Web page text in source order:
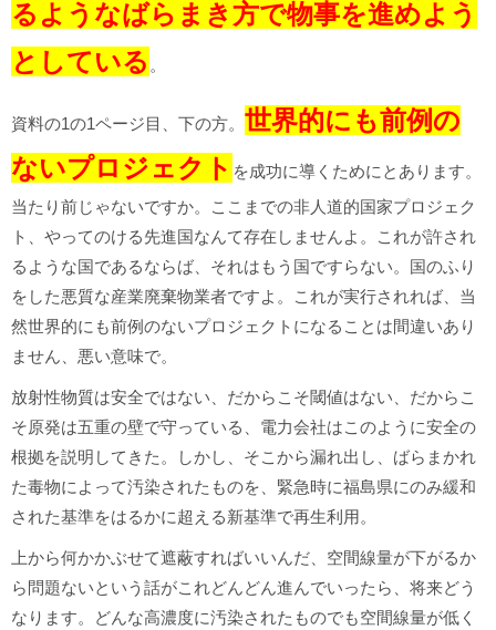
るようなばらまき方で物事を進めよう
としている 。
資料の1の1ページ目、下の方。 世界的にも前例の
ないプロジェクト を成功に導くためにとあります。
当たり前じゃないですか。ここまでの非人道的国家プロジェク
ト、やってのける先進国なんて存在しませんよ。これが許され
るような国であるならば、それはもう国ですらない。国のふり
をした悪質な産業廃棄物業者ですよ。これが実行されれば、当
然世界的にも前例のないプロジェクトになることは間違いあり
ません、悪い意味で。
放射性物質は安全ではない、だからこそ閾値はない、だからこ
そ原発は五重の壁で守っている、電力会社はこのように安全の
根拠を説明してきた。しかし、そこから漏れ出し、ばらまかれ
た毒物によって汚染されたものを、緊急時に福島県にのみ緩和
された基準をはるかに超える新基準で再生利用。
上から何かかぶせて遮蔽すればいいんだ、空間線量が下がるか
ら問題ないという話がこれどんどん進んでいったら、将来どう
なります。どんな高濃度に汚染されたものでも空間線量が低く